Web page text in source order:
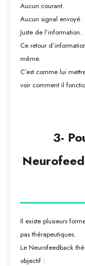
Aucun courant.
Aucun signal envoyé.
Juste de l’information.
Ce retour
même.
C’est comme lui
voir comment il
3-
Il existe plusieurs
pas thérapeutiques.
Le Neurofeedback
objectif :